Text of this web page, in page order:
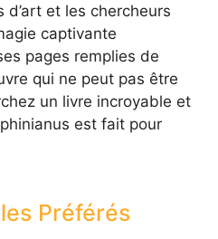
d’art et les chercheurs
captivante
pages remplies de
qui ne peut pas être
un livre incroyable et
est fait pour
Préférés